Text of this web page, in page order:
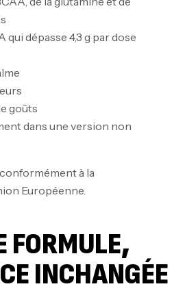
qui dépasse 4,3 g par dose
goûts
dans une version non
à la
Européenne.
FORMULE,
INCHANGÉE